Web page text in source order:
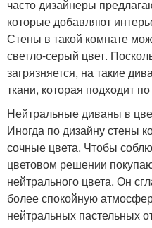
часто дизайнеры
которые добавляют
Стены в такой комнате
светло-серый цвет.
загрязняется, на такие
ткани, которая подходит
Нейтральные диваны в
Иногда по дизайну стены
сочные цвета. Чтобы
цветовом решении
нейтрального цвета. Он
более спокойную
нейтральных пастельных